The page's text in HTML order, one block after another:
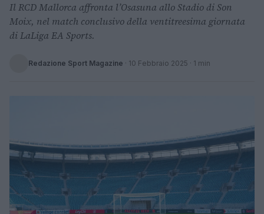
Il RCD Mallorca affronta l’Osasuna allo Stadio di Son
Moix, nel match conclusivo della ventitreesima giornata
di LaLiga EA Sports.
Redazione Sport Magazine · 10 Febbraio 2025 · 1 min